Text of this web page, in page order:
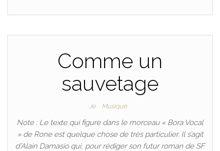
Comme un
sauvetage
Je Musique
Note : Le texte qui figure dans le morceau « Bora Vocal
» de Rone est quelque chose de très particulier. Il s’agit
d’Alain Damasio qui, pour rédiger son futur roman de SF